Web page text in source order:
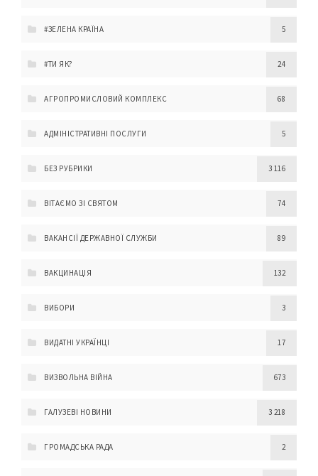
#ЗЕЛЕНА КРАЇНА 5
#ТИ ЯК? 24
АГРОПРОМИСЛОВИЙ КОМПЛЕКС 68
АДМІНІСТРАТИВНІ ПОСЛУГИ 5
БЕЗ РУБРИКИ 3 116
ВІТАЄМО ЗІ СВЯТОМ 74
ВАКАНСІЇ ДЕРЖАВНОЇ СЛУЖБИ 89
ВАКЦИНАЦІЯ 132
ВИБОРИ 3
ВИДАТНІ УКРАЇНЦІ 17
ВИЗВОЛЬНА ВІЙНА 673
ГАЛУЗЕВІ НОВИНИ 3 218
ГРОМАДСЬКА РАДА 2